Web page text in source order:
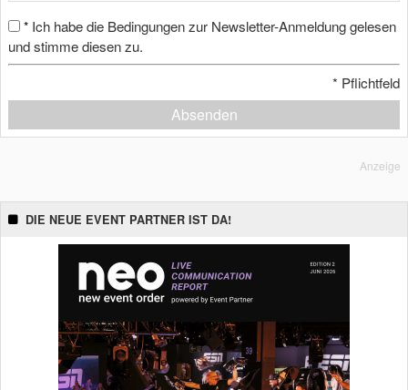
* Ich habe die Bedingungen zur Newsletter-Anmeldung gelesen
und stimme diesen zu.
* Pflichtfeld
Absenden
Anzeige
DIE NEUE EVENT PARTNER IST DA!